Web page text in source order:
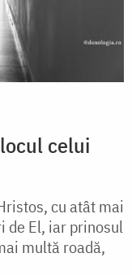
celui
cu atât mai
de El, iar prinosul
multă roadă,